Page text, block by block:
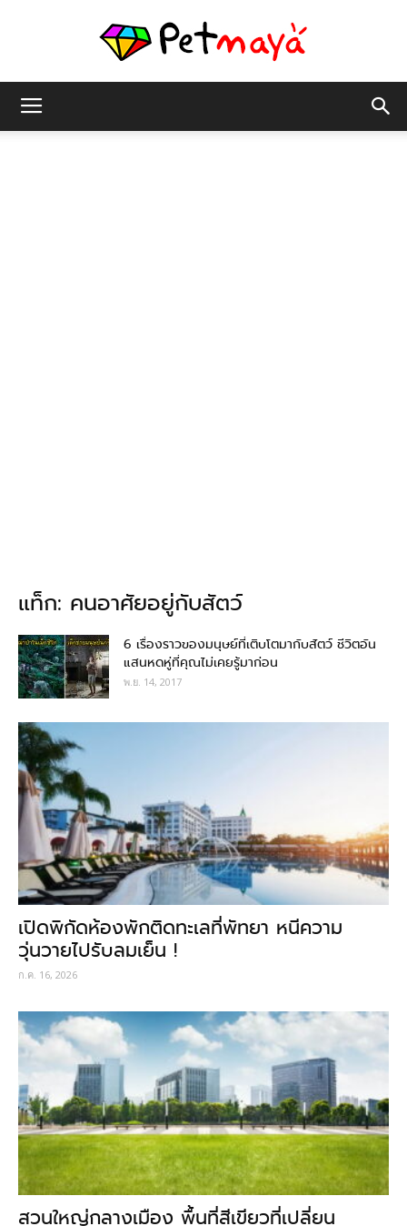
แท็ก: คนอาศัยอยู่กับสัตว์
6 เรื่องราวของมนุษย์ที่เติบโตมากับสัตว์ ชีวิตอัน
แสนหดหู่ที่คุณไม่เคยรู้มาก่อน
พ.ย. 14, 2017
เปิดพิกัดห้องพักติดทะเลที่พัทยา หนีความ
วุ่นวายไปรับลมเย็น !
ก.ค. 16, 2026
สวนใหญ่กลางเมือง พื้นที่สีเขียวที่เปลี่ยน